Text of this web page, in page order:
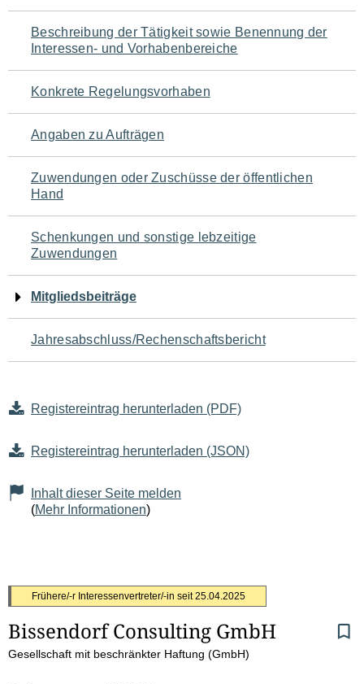
für
den
Seiteninhalt
Beschreibung der Tätigkeit sowie Benennung der
Interessen- und Vorhabenbereiche
Konkrete Regelungsvorhaben
Angaben zu Aufträgen
Zuwendungen oder Zuschüsse der öffentlichen
Hand
Schenkungen und sonstige lebzeitige
Zuwendungen
Mitgliedsbeiträge
Jahresabschluss/Rechenschaftsbericht
Registereintrag herunterladen (PDF)
Registereintrag herunterladen (JSON)
Inhalt dieser Seite melden
(Mehr Informationen)
S
e
Frühere/-r Interessenvertreter/-in seit 25.04.2025
Bissendorf Consulting GmbH
Gesellschaft mit beschränkter Haftung (GmbH)